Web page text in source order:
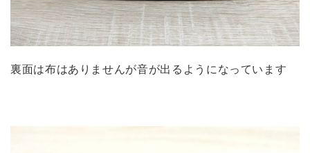
裏面は布はありませんが音が出るようになっています